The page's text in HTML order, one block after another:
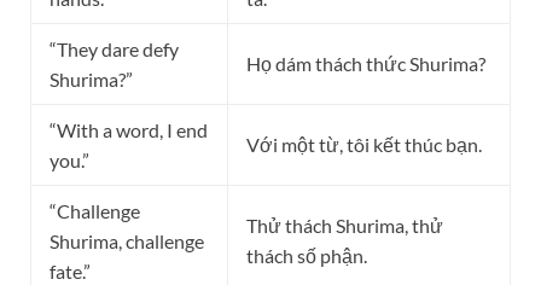
“They dare defy
Shurima?”
Họ dám thách thức Shurima?
“With a word, I end
you.”
Với một từ, tôi kết thúc bạn.
“Challenge
Shurima, challenge
fate.”
Thử thách Shurima, thử
thách số phận.